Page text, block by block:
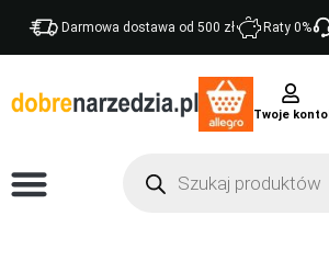
Darmowa dostawa od 500 zł Raty 0%
Twoje konto